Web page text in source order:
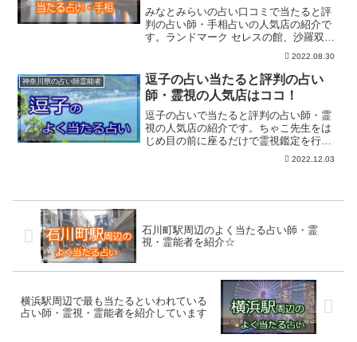
みなとみらいの占い口コミで当たると評
判の占い師・手相占いの人気店の紹介で
す。ランドマーク セレスの館、沙羅双
樹、ワールドポーターズの東明館、スー
パー手相占いの西谷先生、琉球ユタはる
など的中率の高い鑑定が特徴です。
2022.08.30
神奈川県の占い師霊能者
逗子の占い当たると評判の占い
師・霊視の人気店はココ！
逗子の占いで当たると評判の占い師・霊
視の人気店の紹介です。ちゃこ先生をは
じめ目の前に座るだけで霊視鑑定を行う
セイレン先生、チャネリングの土屋先生
など人気の占いが幾つもります。事前予
2022.12.03
石川町駅周辺のよく当たる占い師・霊
視・霊能者を紹介☆
横浜駅周辺で最も当たるといわれている
占い師・霊視・霊能者を紹介しています